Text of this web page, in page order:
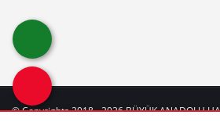
© Copyrights 2018 - 2026BÜYÜK ANADOLU